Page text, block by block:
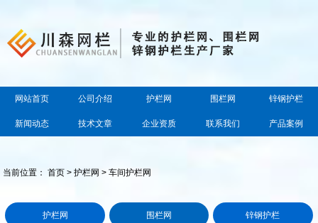
网站首页 公司介绍 护栏网 围栏网 锌钢护栏
新闻动态 技术文章 企业资质 联系我们 产品案例
当前位置：首页 >护栏网 > 车间护栏网
护栏网 围栏网 锌钢护栏